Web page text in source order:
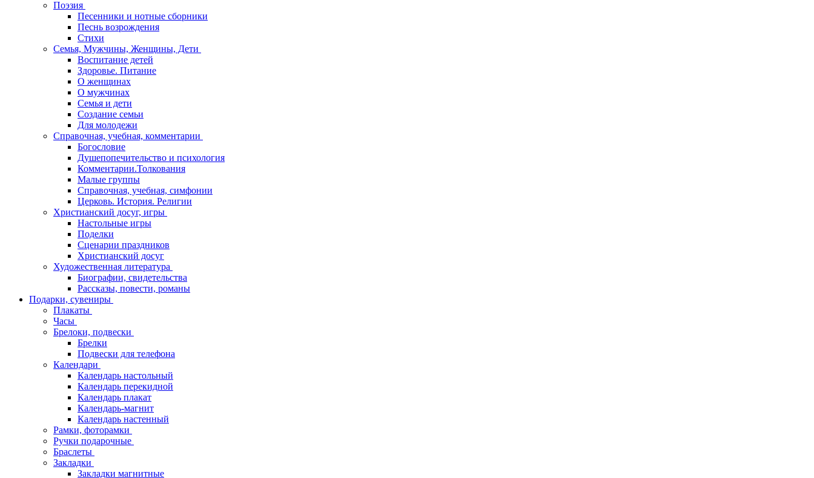
Поэзия
Песенники и нотные сборники
Песнь возрождения
Стихи
Семья, Мужчины, Женщины, Дети
Воспитание детей
Здоровье. Питание
О женщинах
О мужчинах
Семья и дети
Создание семьи
Для молодежи
Справочная, учебная, комментарии
Богословие
Душепопечительство и психология
Комментарии.Толкования
Малые группы
Справочная, учебная, симфонии
Церковь. История. Религии
Христианский досуг, игры
Настольные игры
Поделки
Сценарии праздников
Христианский досуг
Художественная литература
Биографии, свидетельства
Рассказы, повести, романы
Подарки, сувениры
Плакаты
Часы
Брелоки, подвески
Брелки
Подвески для телефона
Календари
Календарь настольный
Календарь перекидной
Календарь плакат
Календарь-магнит
Календарь настенный
Рамки, фоторамки
Ручки подарочные
Браслеты
Закладки
Закладки магнитные